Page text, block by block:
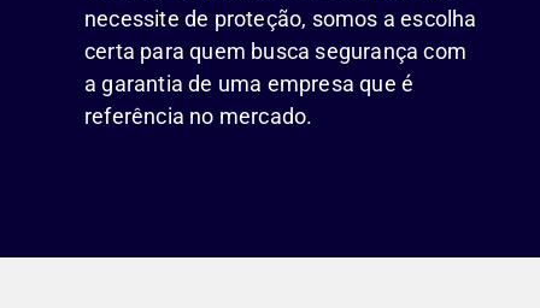
necessite de proteção, somos a escolha
certa para quem busca segurança com
a garantia de uma empresa que é
referência no mercado.